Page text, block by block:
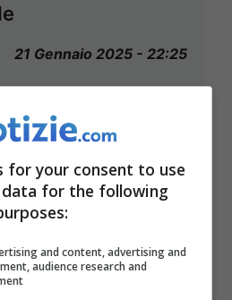
21 Gennaio 2025 - 22:25
di quei Paesi …
for your consent to use
for the following
and content, advertising and
audience research and